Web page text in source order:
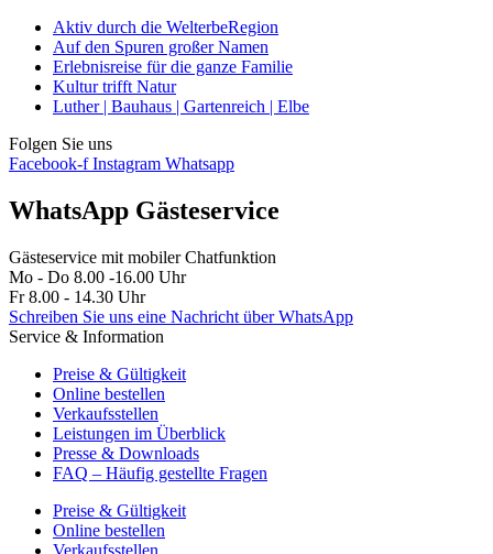
Aktiv durch die WelterbeRegion
Auf den Spuren großer Namen
Erlebnisreise für die ganze Familie
Kultur trifft Natur
Luther | Bauhaus | Gartenreich | Elbe
Folgen Sie uns
Facebook-f Instagram Whatsapp
WhatsApp Gästeservice
Gästeservice mit mobiler Chatfunktion
Mo - Do 8.00 -16.00 Uhr
Fr 8.00 - 14.30 Uhr
Schreiben Sie uns eine Nachricht über WhatsApp
Service & Information
Preise & Gültigkeit
Online bestellen
Verkaufsstellen
Leistungen im Überblick
Presse & Downloads
FAQ – Häufig gestellte Fragen
Preise & Gültigkeit
Online bestellen
Verkaufsstellen